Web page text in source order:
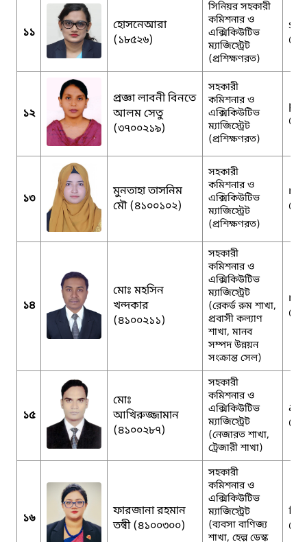
১১
হোসনেআরা
(১৮৫২৬)
সিনিয়র সহকারী
কমিশনার ও
এক্সিকিউটিভ
ম্যাজিস্ট্রেট
(প্রশিক্ষণরত)
১২
প্রজ্ঞা লাবনী বিনতে
আলম সেতু
(৩৭০০২১৯)
সহকারী
কমিশনার ও
এক্সিকিউটিভ
ম্যাজিস্ট্রেট
(প্রশিক্ষণরত)
১৩
মুনতাহা তাসনিম
মৌ (৪১০০১০২)
সহকারী
কমিশনার ও
এক্সিকিউটিভ
ম্যাজিস্ট্রেট
(প্রশিক্ষণরত)
১৪
মোঃ মহসিন
খন্দকার
(৪১০০২১১)
সহকারী
কমিশনার ও
এক্সিকিউটিভ
ম্যাজিস্ট্রেট
(রেকর্ড রুম শাখা,
প্রবাসী কল্যাণ
শাখা, মানব
সম্পদ উন্নয়ন
সংক্রান্ত সেল)
১৫
মোঃ
আখিরুজ্জামান
(৪১০০২৮৭)
সহকারী
কমিশনার ও
এক্সিকিউটিভ
ম্যাজিস্ট্রেট
(নেজারত শাখা,
ট্রেজারী শাখা)
১৬
ফারজানা রহমান
তন্বী (৪১০০৩০০)
সহকারী
কমিশনার ও
এক্সিকিউটিভ
ম্যাজিস্ট্রেট
(ব্যবসা বাণিজ্য
শাখা, হেল্প ডেস্ক